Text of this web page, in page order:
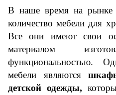
В наше время на рынке
количество мебели для
Все они имеют свои
материалом
функциональностью.
мебели являются
детской одежды,